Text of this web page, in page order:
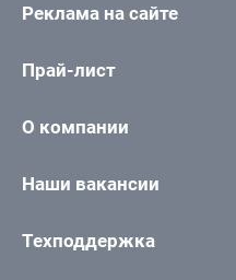
Реклама на сайте
Прай-лист
О компании
Наши вакансии
Техподдержка